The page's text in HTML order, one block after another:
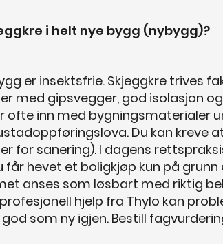
i helt nye bygg (nybygg)?
er insektsfrie. Skjeggkre trives
med gipsvegger, god isolasjon
ofte inn med bygningsmaterialer
Du kan kreve
for sanering). I dagens
hevet et boligkjøp kun på grunn
anses som løsbart med riktig
profesjonell hjelp fra Thylo kan
som ny igjen. Bestill